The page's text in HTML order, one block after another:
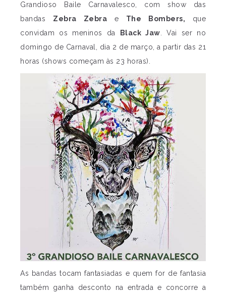
Grandioso Baile Carnavalesco, com show das
bandas Zebra Zebra e The Bombers, que
convidam os meninos da
Black Jaw . Vai ser no
domingo de Carnaval, dia 2 de março, a partir das 21
horas (shows começam às 23 horas).
As bandas tocam fantasiadas e quem for de fantasia
também ganha desconto na entrada e concorre a